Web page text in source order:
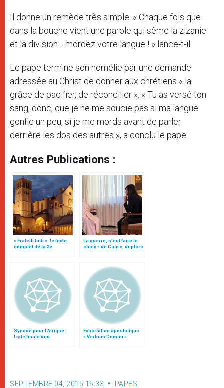
Il donne un remède très simple. « Chaque fois que
dans la bouche vient une parole qui sème la zizanie
et la division… mordez votre langue ! » lance-t-il.
Le pape termine son homélie par une demande
adressée au Christ de donner aux chrétiens « la
grâce de pacifier, de réconcilier ». « Tu as versé ton
sang, donc, que je ne me soucie pas si ma langue
gonfle un peu, si je me mords avant de parler
derrière les dos des autres », a conclu le pape.
Autres Publications :
« Fratelli tutti »: le texte
complet de la 3e
La guerre, c’est faire le
choix « de Caïn », déplore
Synode pour l'Afrique :
Liste finale des
Exhortation apostolique
« Verbum Domini »
SEPTEMBRE 04, 2015 16:33 PAPES